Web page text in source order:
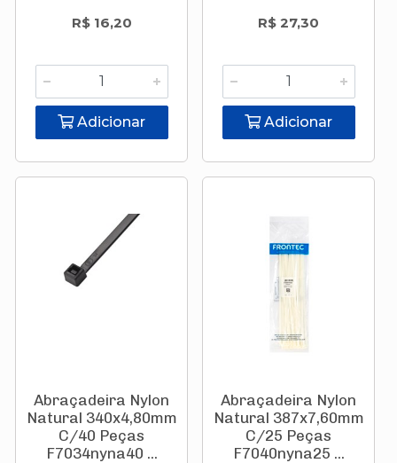
R$ 16,20
Adicionar
R$ 27,30
Adicionar
Abraçadeira Nylon
Natural 340x4,80mm
C/40 Peças
F7034nyna40 ...
Abraçadeira Nylon
Natural 387x7,60mm
C/25 Peças
F7040nyna25 ...